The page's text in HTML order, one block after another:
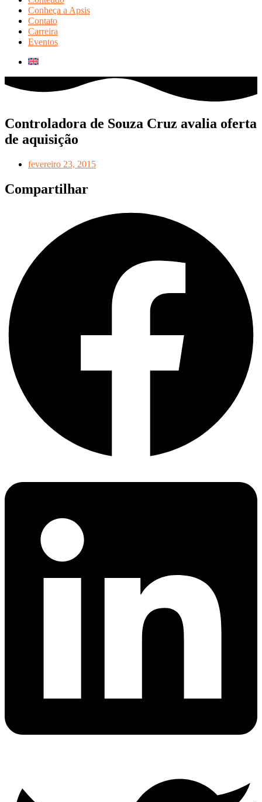
Conheça a Apsis
Contato
Carreira
Eventos
Controladora de Souza Cruz avalia oferta
de aquisição
fevereiro 23, 2015
Compartilhar